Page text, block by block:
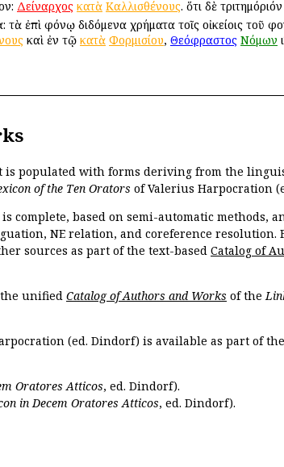
Δείναρχος κατὰ Καλλισθένους. ὅτι δὲ
ἐπὶ φόνῳ διδόμενα χρήματα τοῖς οἰκείοις τοῦ
καὶ ἐν τῷ κατὰ Φορμισίου, Θεόφραστος Νόμων
is populated with forms deriving from the
of the Ten Orators of Valerius Harpocration
complete, based on semi-automatic methods,
NE relation, and coreference resolution.
sources as part of the text-based Catalog of
unified Catalog of Authors and Works of the
(ed. Dindorf) is available as part of
Oratores Atticos, ed. Dindorf).
in Decem Oratores Atticos, ed. Dindorf).